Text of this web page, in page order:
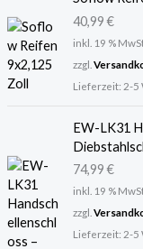
40,99€
inkl. 19 %
zzgl.
Lieferzeit: 2-5
EW-LK31
74,99€
inkl. 19 %
zzgl.
Lieferzeit: 2-5